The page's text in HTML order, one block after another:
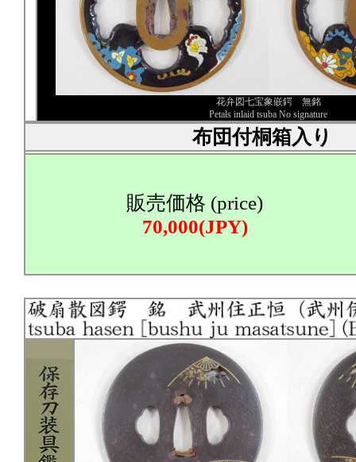
花弁図七宝象嵌鍔 無銘
Petals inlaid tsuba No signature
布団付桐箱入り
販売価格 (price)
70,000(JPY)